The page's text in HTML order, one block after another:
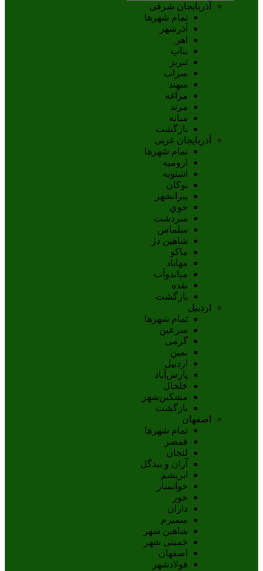
آذربایجان شرقی
تمام شهر‌ها
آذرشهر
اهر
بناب
تبريز
سراب
سهند
مراغه
مرند
ميانه
بازگشت
آذربایجان غربی
تمام شهر‌ها
اروميه
اشنويه
بوکان
پيرانشهر
خوي
سردشت
سلماس
شاهين دژ
ماکو
مهاباد
مياندوآب
نقده
بازگشت
اردبیل
تمام شهر‌ها
سرعین
گرمی
نمین
اردبيل
پارس‌آباد
خلخال
مشکين‌شهر
بازگشت
اصفهان
تمام شهر‌ها
قمصر
لنجان
آران و بیدگل
ابریشم
خوانسار
خور
داران
سمیرم
شاهین شهر
خمینی شهر
اصفهان
فولادشهر